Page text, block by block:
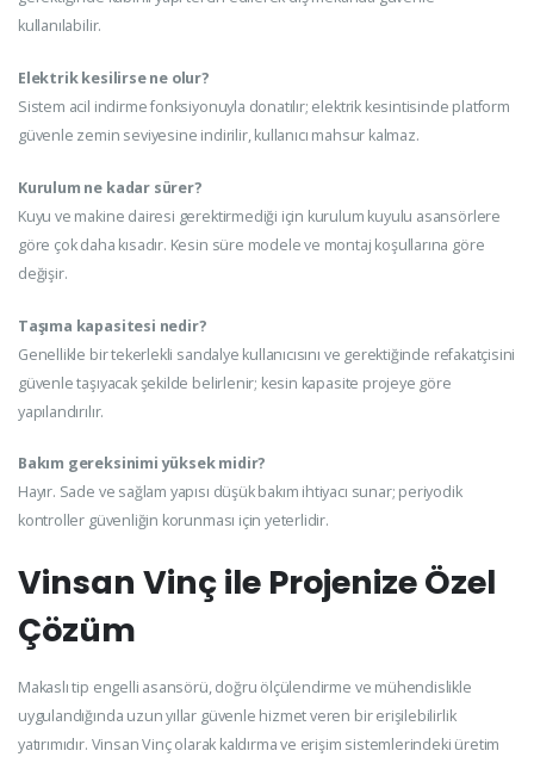
kullanılabilir.
Elektrik kesilirse ne olur?
Sistem acil indirme fonksiyonuyla donatılır; elektrik kesintisinde platform
güvenle zemin seviyesine indirilir, kullanıcı mahsur kalmaz.
Kurulum ne kadar sürer?
Kuyu ve makine dairesi gerektirmediği için kurulum kuyulu asansörlere
göre çok daha kısadır. Kesin süre modele ve montaj koşullarına göre
değişir.
Taşıma kapasitesi nedir?
Genellikle bir tekerlekli sandalye kullanıcısını ve gerektiğinde refakatçisini
güvenle taşıyacak şekilde belirlenir; kesin kapasite projeye göre
yapılandırılır.
Bakım gereksinimi yüksek midir?
Hayır. Sade ve sağlam yapısı düşük bakım ihtiyacı sunar; periyodik
kontroller güvenliğin korunması için yeterlidir.
Vinsan Vinç ile Projenize Özel
Çözüm
Makaslı tip engelli asansörü, doğru ölçülendirme ve mühendislikle
uygulandığında uzun yıllar güvenle hizmet veren bir erişilebilirlik
yatırımıdır. Vinsan Vinç olarak kaldırma ve erişim sistemlerindeki üretim